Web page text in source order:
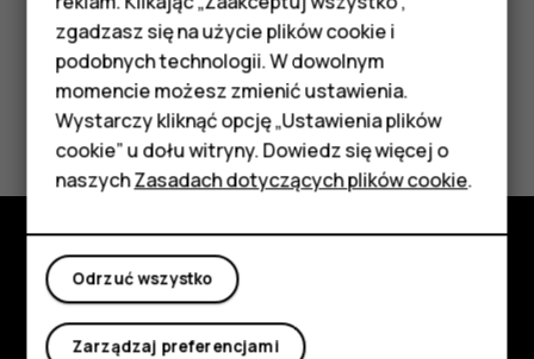
podstawowymi
Akcesoria
HMD Terra M
Tablety
Moje konto
Czy te informacje były pomocne?
Tak Nie
Poznaj
Informacje
zgadzasz się na użycie plików cookie i
podobnych technologii. W dowolnym
momencie możesz zmienić ustawienia.
Wystarczy kliknąć opcję „Ustawienia plików
cookie” u dołu witryny. Dowiedz się więcej o
naszychZasadach dotyczących plików cookie.
Odrzuć wszystko
Zarządzaj preferencjami